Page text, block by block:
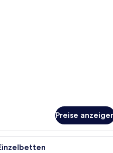
Preise
Standardzimmer, 2